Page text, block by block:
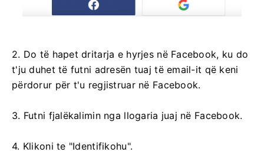
2. Do të hapet dritarja e hyrjes në Facebook, ku do
t'ju duhet të futni adresën tuaj të email-it që keni
përdorur për t'u regjistruar në Facebook.
3. Futni fjalëkalimin nga llogaria juaj në Facebook.
4. Klikoni te "Identifikohu".